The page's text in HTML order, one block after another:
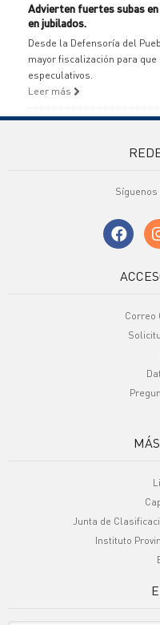
Advierten fuertes subas
en jubilados.
Desde la Defensoría del
mayor fiscalización para
especulativos.
Leer más
Correo
Junta de
Instituto